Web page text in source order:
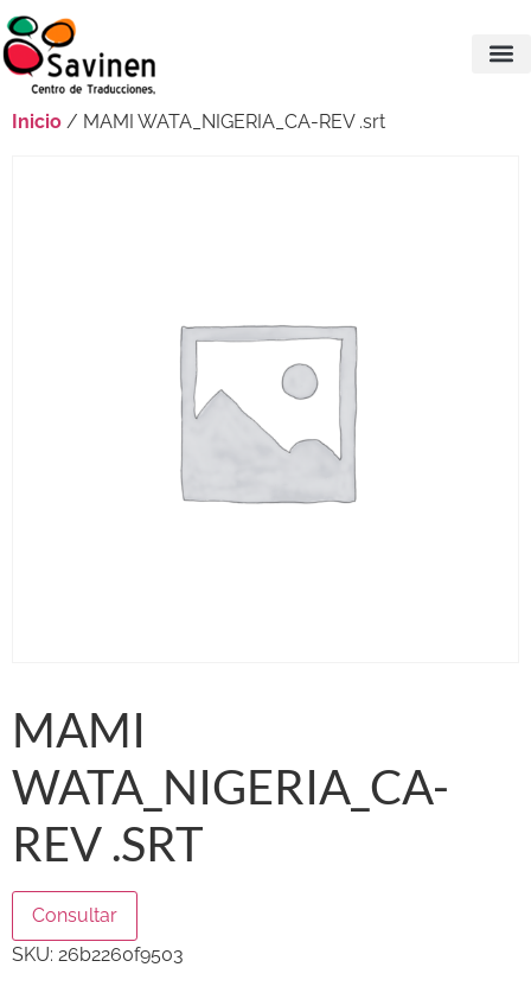
Inicio / MAMI WATA_NIGERIA_CA-REV .srt
MAMI
WATA_NIGERIA_CA-
REV .SRT
Consultar
SKU: 26b2260f9503